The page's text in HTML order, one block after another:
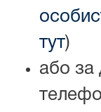
тут)
або за